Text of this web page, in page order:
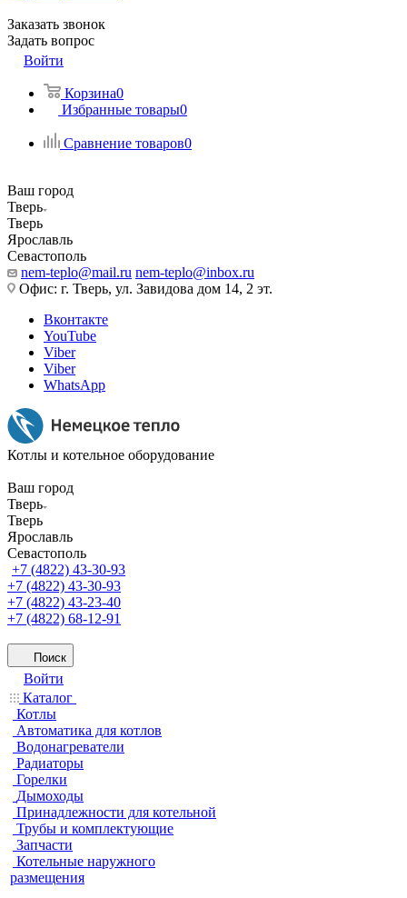
Заказать звонок
Задать вопрос
Войти
Корзина0
Избранные товары0
Сравнение товаров0
Ваш город
Тверь
Тверь
Ярославль
Севастополь
nem-teplo@mail.ru nem-teplo@inbox.ru
Офис: г. Тверь, ул. Завидова дом 14, 2 эт.
Вконтакте
YouTube
Viber
Viber
WhatsApp
Котлы и котельное оборудование
Ваш город
Тверь
Тверь
Ярославль
Севастополь
+7 (4822) 43-30-93
+7 (4822) 43-30-93
+7 (4822) 43-23-40
+7 (4822) 68-12-91
Поиск
Войти
Каталог
Котлы
Автоматика для котлов
Водонагреватели
Радиаторы
Горелки
Дымоходы
Принадлежности для котельной
Трубы и комплектующие
Запчасти
Котельные наружного
размещения